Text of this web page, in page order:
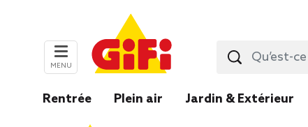
MENU
Rentrée Plein air Jardin & Extérieur